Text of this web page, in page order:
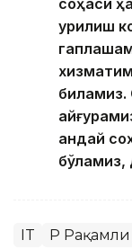
соҳаси
қурилиш
биламиз.
қандай
IT ҚР